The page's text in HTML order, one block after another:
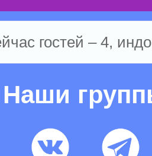
гостей – 4,
Наши